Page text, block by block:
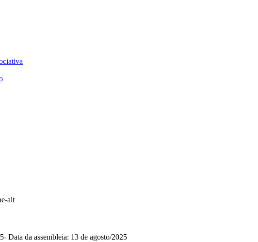
alt
Data da assembleia: 13 de agosto/2025